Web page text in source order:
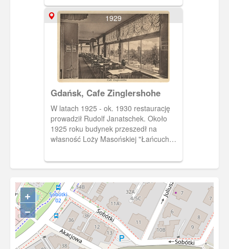
1929
Gdańsk, Cafe Zinglershohe
W latach 1925 - ok. 1930 restaurację
prowadził Rudolf Janatschek. Około
1925 roku budynek przeszedł na
własność Loży Masońskiej "Łańcuch
Weichsel).
+
−